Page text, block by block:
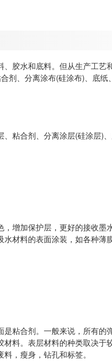
胶水和底料。但从生产工艺
剂、分离涂布(硅涂布)、底
粘合剂、分离涂层(硅涂层)、
增加保护层，更好的接收墨
材料的表面涂装，如各种薄膜
粘合剂。一般来说，所有的
料。表层材料的种类取决于
，瘦身，钻孔和标签。